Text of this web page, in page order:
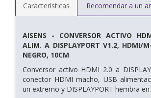
Características Recomendar a un
AISENS - CONVERSOR ACTIVO
ALIM. A DISPLAYPORT V1.2, HDMI/
NEGRO, 10CM
Conversor activo HDMI 2.0 a
conector HDMI macho, USB
un extremo y DISPLAYPORT hembra